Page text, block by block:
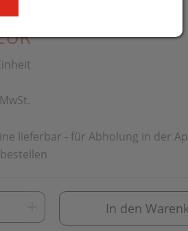
lieferbar - für Abholung in der
In den